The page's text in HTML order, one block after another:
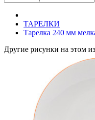
ТАРЕЛКИ
Тарелка 240 мм
Другие рисунки на этом